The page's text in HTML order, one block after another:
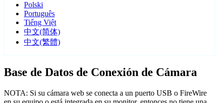
Polski
Português
Tiếng Việt
中文(简体)
中文(繁體)
Base de Datos de Conexión de Cámara
NOTA: Si su cámara web se conecta a un puerto USB o FireWire